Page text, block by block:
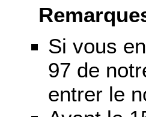
Si vous
97 de
entrer le